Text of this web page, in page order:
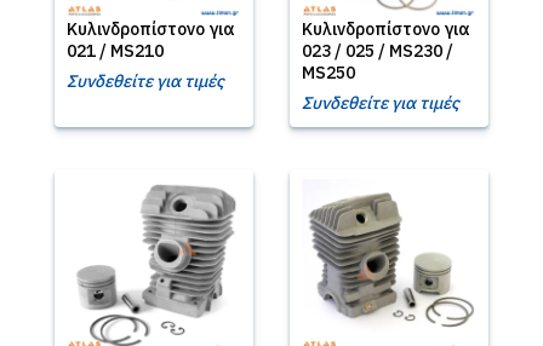
Κυλινδροπίστονο για
021 / MS210
Συνδεθείτε για τιμές
Κυλινδροπίστονο για
023 / 025 / MS230 /
MS250
Συνδεθείτε για τιμές